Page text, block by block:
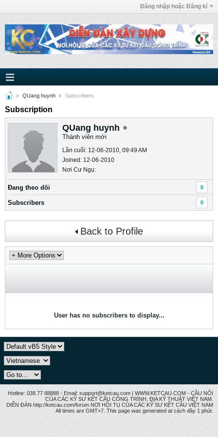
Đăng nhập hoặc Đăng kí
QUang huynh Subscribers
Subscription
QUang huynh
Thành viên mới
Lần cuối: 12-06-2010, 09:49 AM
Joined: 12-06-2010
Nơi Cư Ngụ:
Ðang theo dõi 0
Subscribers 0
Back to Profile
User has no subscribers to display...
Hotline: 038.77 88888 - Email: support@ketcau.com | WWW.KETCAU.COM - CẦU NỐI
CỦA CÁC KỸ SƯ KẾT CẤU CÔNG TRÌNH, ĐỊA KỸ THUẬT VIỆT NAM.
DIỄN ĐÀN http://ketcau.com/forum NƠI HỘI TỤ CỦA CÁC KỸ SƯ KẾT CÂU VIỆT NAM
All times are GMT+7. This page was generated at cách đây 1 phút.